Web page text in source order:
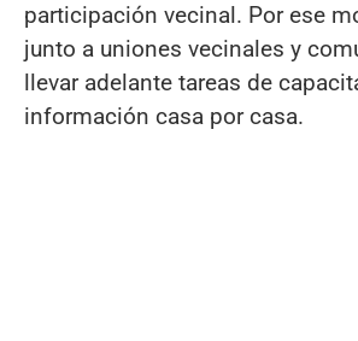
participación vecinal. Por ese
junto a uniones vecinales y
llevar adelante tareas de
información casa por casa.